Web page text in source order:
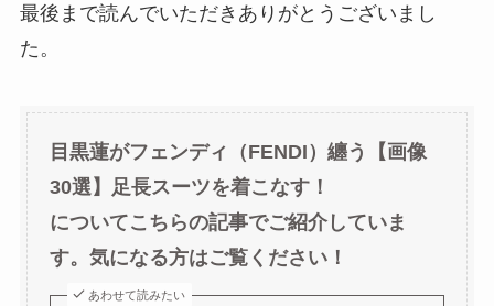
最後まで読んでいただきありがとうございまし
た。
目黒蓮がフェンディ（FENDI）纏う【画像
30選】足長スーツを着こなす！
についてこちらの記事でご紹介していま
す。気になる方はご覧ください！
あわせて読みたい